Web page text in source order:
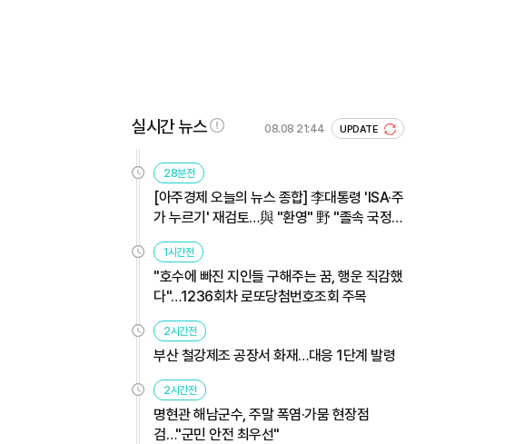
실시간 뉴스 08.08 21:44 UPDATE
28분전
[아주경제 오늘의 뉴스 종합] 李대통령 'ISA·주
가 누르기' 재검토…與 "환영" 野 "졸속 국정"
外
1시간전
"호수에 빠진 지인들 구해주는 꿈, 행운 직감했
다"…1236회차 로또당첨번호조회 주목
2시간전
부산 철강제조 공장서 화재…대응 1단계 발령
2시간전
명현관 해남군수, 주말 폭염·가뭄 현장점
검…"군민 안전 최우선"